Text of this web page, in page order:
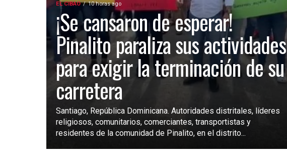
EL CIBAO 10 horas ago
¡Se cansaron de esperar!
Pinalito paraliza sus actividades
para exigir la terminación de su
carretera
Santiago, República Dominicana. Autoridades distritales, líderes
religiosos, comunitarios, comerciantes, transportistas y
residentes de la comunidad de Pinalito, en el distrito...